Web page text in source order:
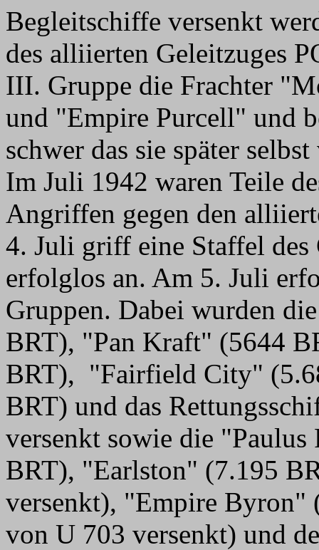
Begleitschiffe versenkt
des alliierten Geleitzuges
III. Gruppe die Frachter
und "Empire Purcell" und
schwer das sie später
Im Juli 1942 waren Teile
Angriffen gegen den
4. Juli griff eine Staffel des
erfolglos an. Am 5. Juli
Gruppen. Dabei wurden
BRT), "Pan Kraft" (5644
BRT), "Fairfield City"
BRT) und das
versenkt sowie die "Paulus
BRT), "Earlston" (7.195
versenkt), "Empire Byron"
von U 703 versenkt) und